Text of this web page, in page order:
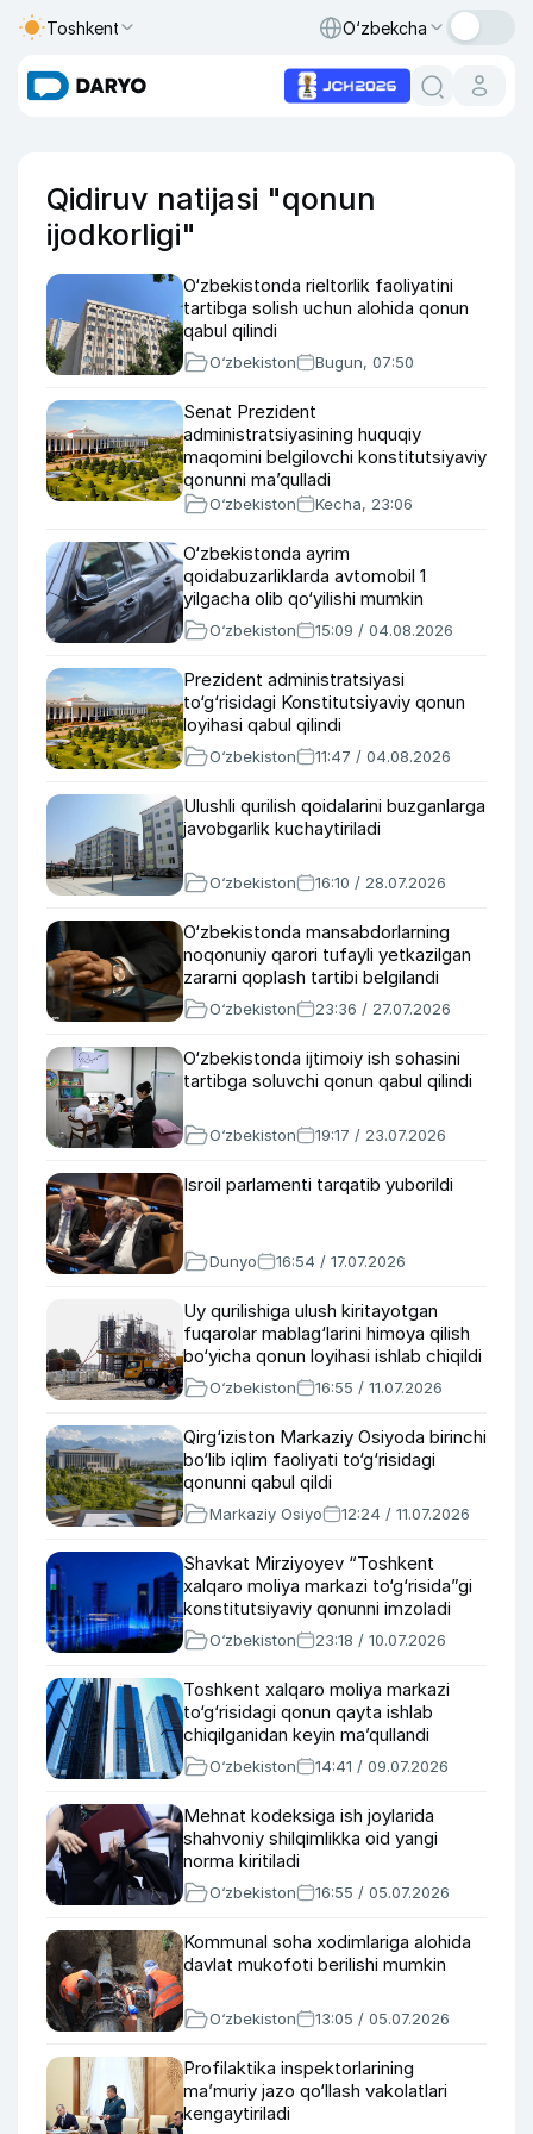
Toshkent O‘zbekcha
Qidiruv natijasi "qonun
ijodkorligi"
O‘zbekistonda rieltorlik faoliyatini
tartibga solish uchun alohida qonun
qabul qilindi
O‘zbekiston Bugun, 07:50
Senat Prezident
administratsiyasining huquqiy
maqomini belgilovchi konstitutsiyaviy
qonunni ma’qulladi
O‘zbekiston Kecha, 23:06
O‘zbekistonda ayrim
qoidabuzarliklarda avtomobil 1
yilgacha olib qo‘yilishi mumkin
O‘zbekiston 15:09 / 04.08.2026
Prezident administratsiyasi
to‘g‘risidagi Konstitutsiyaviy qonun
loyihasi qabul qilindi
O‘zbekiston 11:47 / 04.08.2026
Ulushli qurilish qoidalarini buzganlarga
javobgarlik kuchaytiriladi
O‘zbekiston 16:10 / 28.07.2026
O‘zbekistonda mansabdorlarning
noqonuniy qarori tufayli yetkazilgan
zararni qoplash tartibi belgilandi
O‘zbekiston 23:36 / 27.07.2026
O‘zbekistonda ijtimoiy ish sohasini
tartibga soluvchi qonun qabul qilindi
O‘zbekiston 19:17 / 23.07.2026
Isroil parlamenti tarqatib yuborildi
Dunyo 16:54 / 17.07.2026
Uy qurilishiga ulush kiritayotgan
fuqarolar mablag‘larini himoya qilish
bo‘yicha qonun loyihasi ishlab chiqildi
O‘zbekiston 16:55 / 11.07.2026
Qirg‘iziston Markaziy Osiyoda birinchi
bo‘lib iqlim faoliyati to‘g‘risidagi
qonunni qabul qildi
Markaziy Osiyo 12:24 / 11.07.2026
Shavkat Mirziyoyev “Toshkent
xalqaro moliya markazi to‘g‘risida”gi
konstitutsiyaviy qonunni imzoladi
O‘zbekiston 23:18 / 10.07.2026
Toshkent xalqaro moliya markazi
to‘g‘risidagi qonun qayta ishlab
chiqilganidan keyin ma’qullandi
O‘zbekiston 14:41 / 09.07.2026
Mehnat kodeksiga ish joylarida
shahvoniy shilqimlikka oid yangi
norma kiritiladi
O‘zbekiston 16:55 / 05.07.2026
Kommunal soha xodimlariga alohida
davlat mukofoti berilishi mumkin
O‘zbekiston 13:05 / 05.07.2026
Profilaktika inspektorlarining
ma’muriy jazo qo‘llash vakolatlari
kengaytiriladi